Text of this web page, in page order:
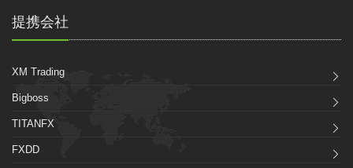
提携会社
XM Trading
Bigboss
TITANFX
FXDD